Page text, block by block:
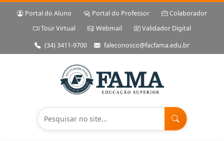
Portal do Aluno Portal do Professor
Colaborador
Tour Virtual
Webmail
Validador Digital
(34) 3411-9700
faleconosco@facfama.edu.br